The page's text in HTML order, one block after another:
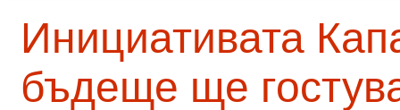
Инициативата
бъдеще ще